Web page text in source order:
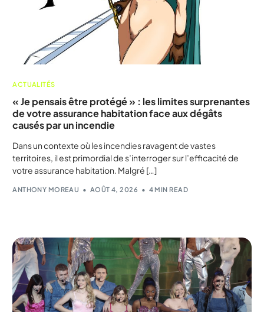
ACTUALITÉS
« Je pensais être protégé » : les limites surprenantes
de votre assurance habitation face aux dégâts
causés par un incendie
Dans un contexte où les incendies ravagent de vastes
territoires, il est primordial de s’interroger sur l’efficacité de
votre assurance habitation. Malgré […]
ANTHONY MOREAU AOÛT 4, 2026 4 MIN READ